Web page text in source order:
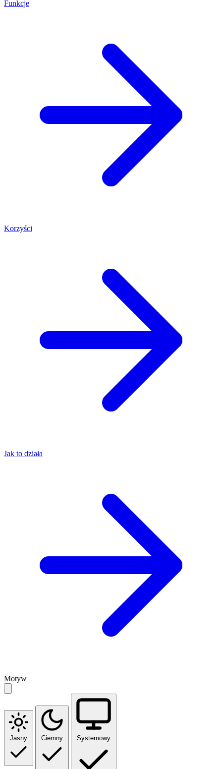
Funkcje
Korzyści
Jak to działa
Motyw
Jasny Ciemny Systemowy